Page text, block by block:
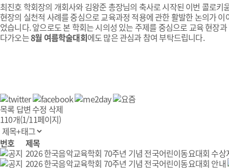
최진호 학회장의 개회사와 김왕준 총장님의 축사로 시작된 이번 콜로
현장의 실천적 사례를 중심으로 교육과정 적용에 관한 활발한 논의가
었습니다. 앞으로도 본 학회는 시의성 있는 주제를 중심으로 교육 현장
다가오는8월 여름학술대회에도 많은 관심과 참여 부탁드립니다.
목록 답변 수정 삭제
110개(1/11페이지)
번호
제목
2026 한국음악교육학회 70주년 기념 전국어린이동요대회 수상
2026 한국음악교육학회 70주년 기념 전국어린이동요대회 안내